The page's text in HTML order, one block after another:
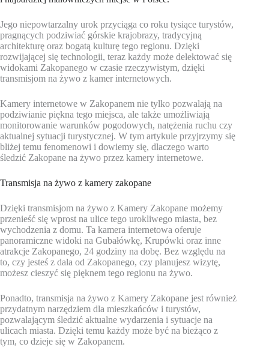
Jego niepowtarzalny urok przyciąga co roku tysiące turystów,
pragnących podziwiać górskie krajobrazy, tradycyjną
architekturę oraz bogatą kulturę tego regionu. Dzięki
rozwijającej się technologii, teraz każdy może delektować się
widokami Zakopanego w czasie rzeczywistym, dzięki
transmisjom na żywo z kamer internetowych.
Kamery internetowe w Zakopanem nie tylko pozwalają na
podziwianie piękna tego miejsca, ale także umożliwiają
monitorowanie warunków pogodowych, natężenia ruchu czy
aktualnej sytuacji turystycznej. W tym artykule przyjrzymy się
bliżej temu fenomenowi i dowiemy się, dlaczego warto
śledzić Zakopane na żywo przez kamery internetowe.
Transmisja na żywo z kamery zakopane
Dzięki transmisjom na żywo z Kamery Zakopane możemy
przenieść się wprost na ulice tego urokliwego miasta, bez
wychodzenia z domu. Ta kamera internetowa oferuje
panoramiczne widoki na Gubałówkę, Krupówki oraz inne
atrakcje Zakopanego, 24 godziny na dobę. Bez względu na
to, czy jesteś z dala od Zakopanego, czy planujesz wizytę,
możesz cieszyć się pięknem tego regionu na żywo.
Ponadto, transmisja na żywo z Kamery Zakopane jest również
przydatnym narzędziem dla mieszkańców i turystów,
pozwalającym śledzić aktualne wydarzenia i sytuacje na
ulicach miasta. Dzięki temu każdy może być na bieżąco z
tym, co dzieje się w Zakopanem.